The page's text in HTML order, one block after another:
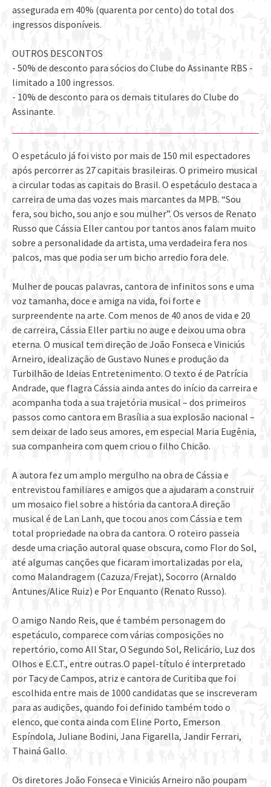
assegurada em 40% (quarenta por cento) do total dos
ingressos disponíveis.
OUTROS DESCONTOS
- 50% de desconto para sócios do Clube do Assinante RBS -
limitado a 100 ingressos.
- 10% de desconto para os demais titulares do Clube do
Assinante.
O espetáculo já foi visto por mais de 150 mil espectadores
após percorrer as 27 capitais brasileiras. O primeiro musical
a circular todas as capitais do Brasil. O espetáculo destaca a
carreira de uma das vozes mais marcantes da MPB. “Sou
fera, sou bicho, sou anjo e sou mulher”. Os versos de Renato
Russo que Cássia Eller cantou por tantos anos falam muito
sobre a personalidade da artista, uma verdadeira fera nos
palcos, mas que podia ser um bicho arredio fora dele.
Mulher de poucas palavras, cantora de infinitos sons e uma
voz tamanha, doce e amiga na vida, foi forte e
surpreendente na arte. Com menos de 40 anos de vida e 20
de carreira, Cássia Eller partiu no auge e deixou uma obra
eterna. O musical tem direção de João Fonseca e Viniciús
Arneiro, idealização de Gustavo Nunes e produção da
Turbilhão de Ideias Entretenimento. O texto é de Patrícia
Andrade, que flagra Cássia ainda antes do início da carreira e
acompanha toda a sua trajetória musical – dos primeiros
passos como cantora em Brasília a sua explosão nacional –
sem deixar de lado seus amores, em especial Maria Eugênia,
sua companheira com quem criou o filho Chicão.
A autora fez um amplo mergulho na obra de Cássia e
entrevistou familiares e amigos que a ajudaram a construir
um mosaico fiel sobre a história da cantora.A direção
musical é de Lan Lanh, que tocou anos com Cássia e tem
total propriedade na obra da cantora. O roteiro passeia
desde uma criação autoral quase obscura, como Flor do Sol,
até algumas canções que ficaram imortalizadas por ela,
como Malandragem (Cazuza/Frejat), Socorro (Arnaldo
Antunes/Alice Ruiz) e Por Enquanto (Renato Russo).
O amigo Nando Reis, que é também personagem do
espetáculo, comparece com várias composições no
repertório, como All Star, O Segundo Sol, Relicário, Luz dos
Olhos e E.C.T., entre outras.O papel-título é interpretado
por Tacy de Campos, atriz e cantora de Curitiba que foi
escolhida entre mais de 1000 candidatas que se inscreveram
para as audições, quando foi definido também todo o
elenco, que conta ainda com Eline Porto, Emerson
Espíndola, Juliane Bodini, Jana Figarella, Jandir Ferrari,
Thainá Gallo.
Os diretores João Fonseca e Viniciús Arneiro não poupam